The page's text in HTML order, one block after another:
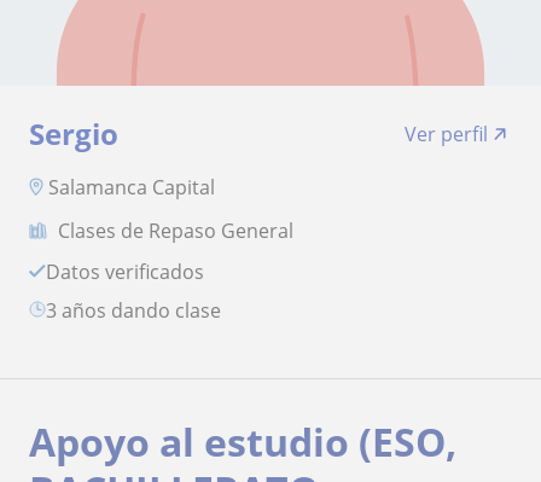
Sergio
Ver perfil
Salamanca Capital
Clases de Repaso General
Datos verificados
3 años dando clase
Apoyo al estudio (ESO,